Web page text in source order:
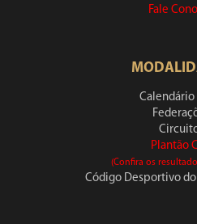
Fale
Calendário
Plantão
(Confira os
Código Desportivo